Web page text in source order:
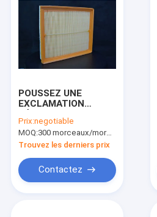
POUSSEZ UNE
EXCLAMATION
la garantie
approuvée de BMW
de couleur rouge de
filtre à air d'unité
centrale 8000 milles
Prix:negotiable
MOQ:300 morceaux/morceaux (Min. Order)
Trouvez les derniers prix
Contactez